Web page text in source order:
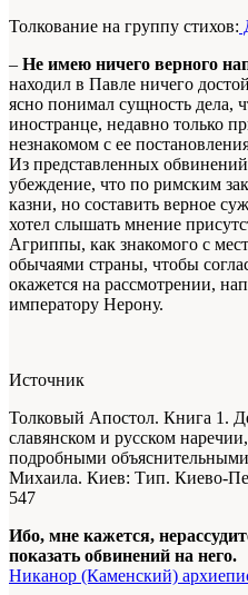
Толкование на группу стихов:
– Не имею ничего верного
находил в Павле ничего
ясно понимал сущность дела,
иностранце, недавно только
незнакомом с ее
Из представленных
убеждение, что по римским
казни, но составить верное
хотел слышать мнение
Агриппы, как знакомого с
обычаями страны, чтобы
окажется на рассмотрении,
императору Нерону.
Источник
Толковый Апостол. Книга 1.
славянском и русском
подробными
Михаила. Киев: Тип. Киево-
547
Ибо, мне кажется,
показать обвинений на него.
Никанор (Каменский)